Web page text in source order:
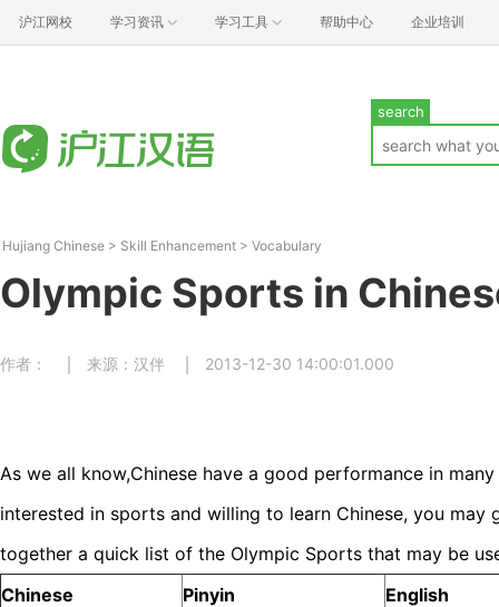
沪江网校 学习资讯 学习工具 帮助中心 企业培训
search
Hujiang Chinese > Skill Enhancement > Vocabulary
Olympic Sports in
作者： 来源：汉伴 2013-12-30 14:00:01.000
As we all know,Chinese have a good performance in
interested in sports and willing to learn Chinese, you may
together a quick list of the Olympic Sports that may be
Chinese
Pinyin
English